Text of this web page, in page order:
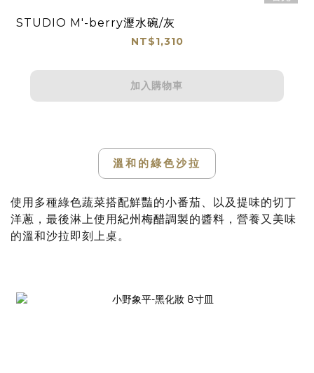
STUDIO M'-berry瀝水碗/灰
NT$1,310
加入購物車
溫和的綠色沙拉
使用多種綠色蔬菜搭配鮮豔的小番茄、以及提味的切丁
洋蔥，最後淋上使用 紀州梅醋調製的醬料，營養又美味
的溫和沙拉即刻上桌。